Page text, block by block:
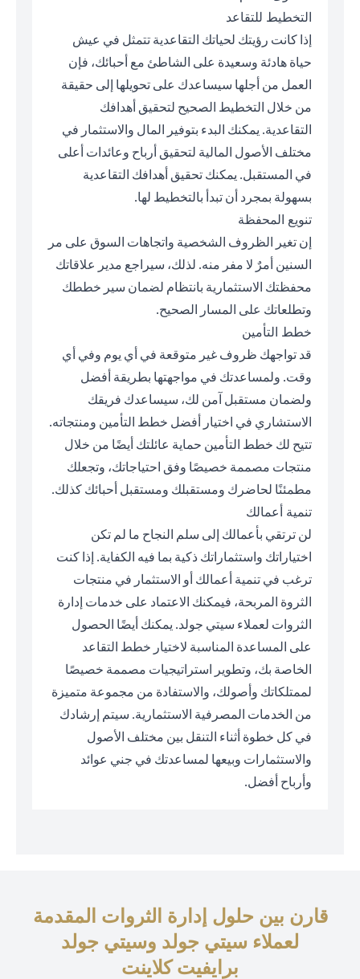
التخطيط للتقاعد
إذا كانت رؤيتك لحياتك التقاعدية تتمثل في عيش
حياة هادئة وسعيدة على الشاطئ مع أحبائك، فإن
العمل من أجلها سيساعدك على تحويلها إلى حقيقة
من خلال التخطيط الصحيح لتحقيق أهدافك
التقاعدية. يمكنك البدء بتوفير المال والاستثمار في
مختلف الأصول المالية لتحقيق أرباح وعائدات أعلى
في المستقبل. يمكنك تحقيق أهدافك التقاعدية
بسهولة بمجرد أن تبدأ بالتخطيط لها.
تنويع المحفظة
إن تغير الظروف الشخصية واتجاهات السوق على مر
السنين أمرٌ لا مفر منه. لذلك، سيراجع مدير علاقاتك
محفظتك الاستثمارية بانتظام لضمان سير خططك
وتطلعاتك على المسار الصحيح.
خطط التأمين
قد تواجهك ظروف غير متوقعة في أي يوم وفي أي
وقت. ولمساعدتك في مواجهتها بطريقة أفضل
ولضمان مستقبل آمن لك، سيساعدك فريقك
الاستشاري في اختيار أفضل خطط التأمين ومنتجاته.
تتيح لك خطط التأمين حماية عائلتك أيضًا من خلال
منتجات مصممة خصيصًا وفق احتياجاتك، وتجعلك
مطمئنًا لحاضرك ومستقبلك ومستقبل أحبائك كذلك.
تنمية أعمالك
لن ترتقي بأعمالك إلى سلم النجاح ما لم تكن
اختياراتك واستثماراتك ذكية بما فيه الكفاية. إذا كنت
ترغب في تنمية أعمالك أو الاستثمار في منتجات
الثروة المربحة، فيمكنك الاعتماد على خدمات إدارة
الثروات لعملاء سيتي جولد. يمكنك أيضًا الحصول
على المساعدة المناسبة لاختيار خطط التقاعد
الخاصة بك، وتطوير استراتيجيات مصممة خصيصًا
لممتلكاتك وأصولك، والاستفادة من مجموعة متميزة
من الخدمات المصرفية الاستثمارية. سيتم إرشادك
في كل خطوة أثناء التنقل بين مختلف الأصول
والاستثمارات وبيعها لمساعدتك في جني عوائد
وأرباح أفضل.
قارن بين حلول إدارة الثروات المقدمة
لعملاء سيتي جولد وسيتي جولد
برايفيت كلاينت